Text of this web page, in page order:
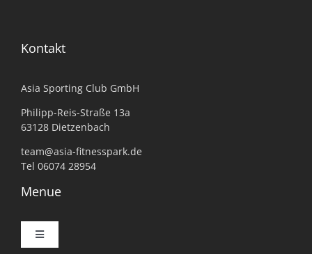
Kontakt
Asia Sporting Club GmbH
Philipp-Reis-Straße 13a
63128 Dietzenbach
team@asia-fitnesspark.de
Tel 06074 28954
Menue
Toggle